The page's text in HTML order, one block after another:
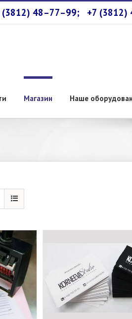
(3812) 48–77–99; +7 (3812)
Магазин Наше